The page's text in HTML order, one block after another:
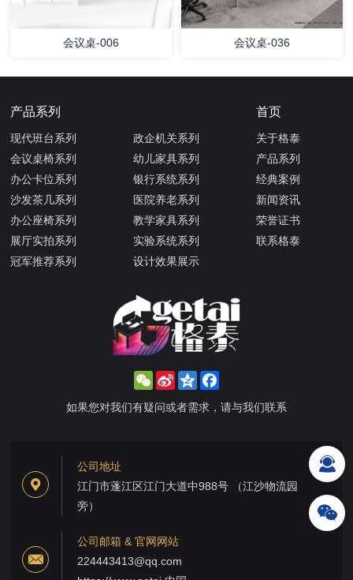
会议桌-006 会议桌-036
产品系列
现代班台系列
会议桌椅系列
办公卡位系列
沙发茶几系列
办公座椅系列
展厅实拍系列
冠军推荐系列
政企机关系列
幼儿家具系列
银行系统系列
医院养老系列
教学家具系列
实验系统系列
设计效果展示
首页
关于格泰
产品系列
经典案例
新闻资讯
荣誉证书
联系格泰
WeChat
Sina
Weibo
Qzone
如果您对我们有疑问或者需求，请与我们联系
公司地址
江门市蓬江区江门大道中988号 （江沙物流园
旁）
公司邮箱 & 官网网站
224443413@qq.com